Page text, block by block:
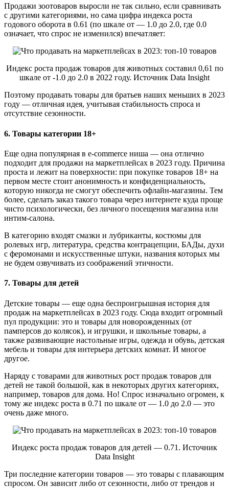
Продажи зоотоваров выросли не так сильно, если сравнивать
с другими категориями, но сама цифра индекса роста
годового оборота в 0.61 (по шкале от — 1.0 до 2.0, где 0.0
означает, что спрос не изменился) впечатляет:
Индекс роста продаж товаров для животных составил 0,61 по
шкале от -1.0 до 2.0 в 2022 году. Источник Data Insight
Поэтому продавать товары для братьев наших меньших в 2023
году — отличная идея, учитывая стабильность спроса и
отсутствие сезонности.
6. Товары категории 18+
Еще одна популярная в e-commerce ниша — она отлично
подходит для продажи на маркетплейсах в 2023 году. Причина
проста и лежит на поверхности: при покупке товаров 18+ на
первом месте стоит анонимность и конфиденциальность,
которую никогда не смогут обеспечить офлайн-магазины. Тем
более, сделать заказ такого товара через интернете куда проще
чисто психологически, без личного посещения магазина или
интим-салона.
В категорию входят смазки и лубриканты, костюмы для
ролевых игр, литература, средства контрацепции, БАДы, духи
с феромонами и искусственные штуки, названия которых мы
не будем озвучивать из соображений этичности.
7. Товары для детей
Детские товары — еще одна беспроигрышная история для
продаж на маркетплейсах в 2023 году. Сюда входит огромный
пул продукции: это и товары для новорожденных (от
памперсов до колясок), и игрушки, и школьные товары, а
также развивающие настольные игры, одежда и обувь, детская
мебель и товары для интерьера детских комнат. И многое
другое.
Наряду с товарами для животных рост продаж товаров для
детей не такой большой, как в некоторых других категориях,
например, товаров для дома. Но! Спрос изначально огромен, к
тому же индекс роста в 0.71 по шкале от — 1.0 до 2.0 — это
очень даже много.
Индекс роста продаж товаров для детей — 0.71. Источник
Data Insight
Три последние категории товаров — это товары с плавающим
спросом. Он зависит либо от сезонности, либо от трендов и